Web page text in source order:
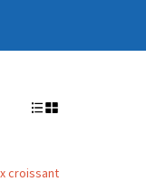
croissant